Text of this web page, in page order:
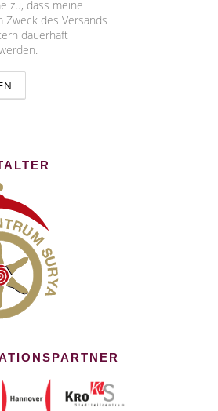
zu, dass meine
Zweck des Versands
dauerhaft